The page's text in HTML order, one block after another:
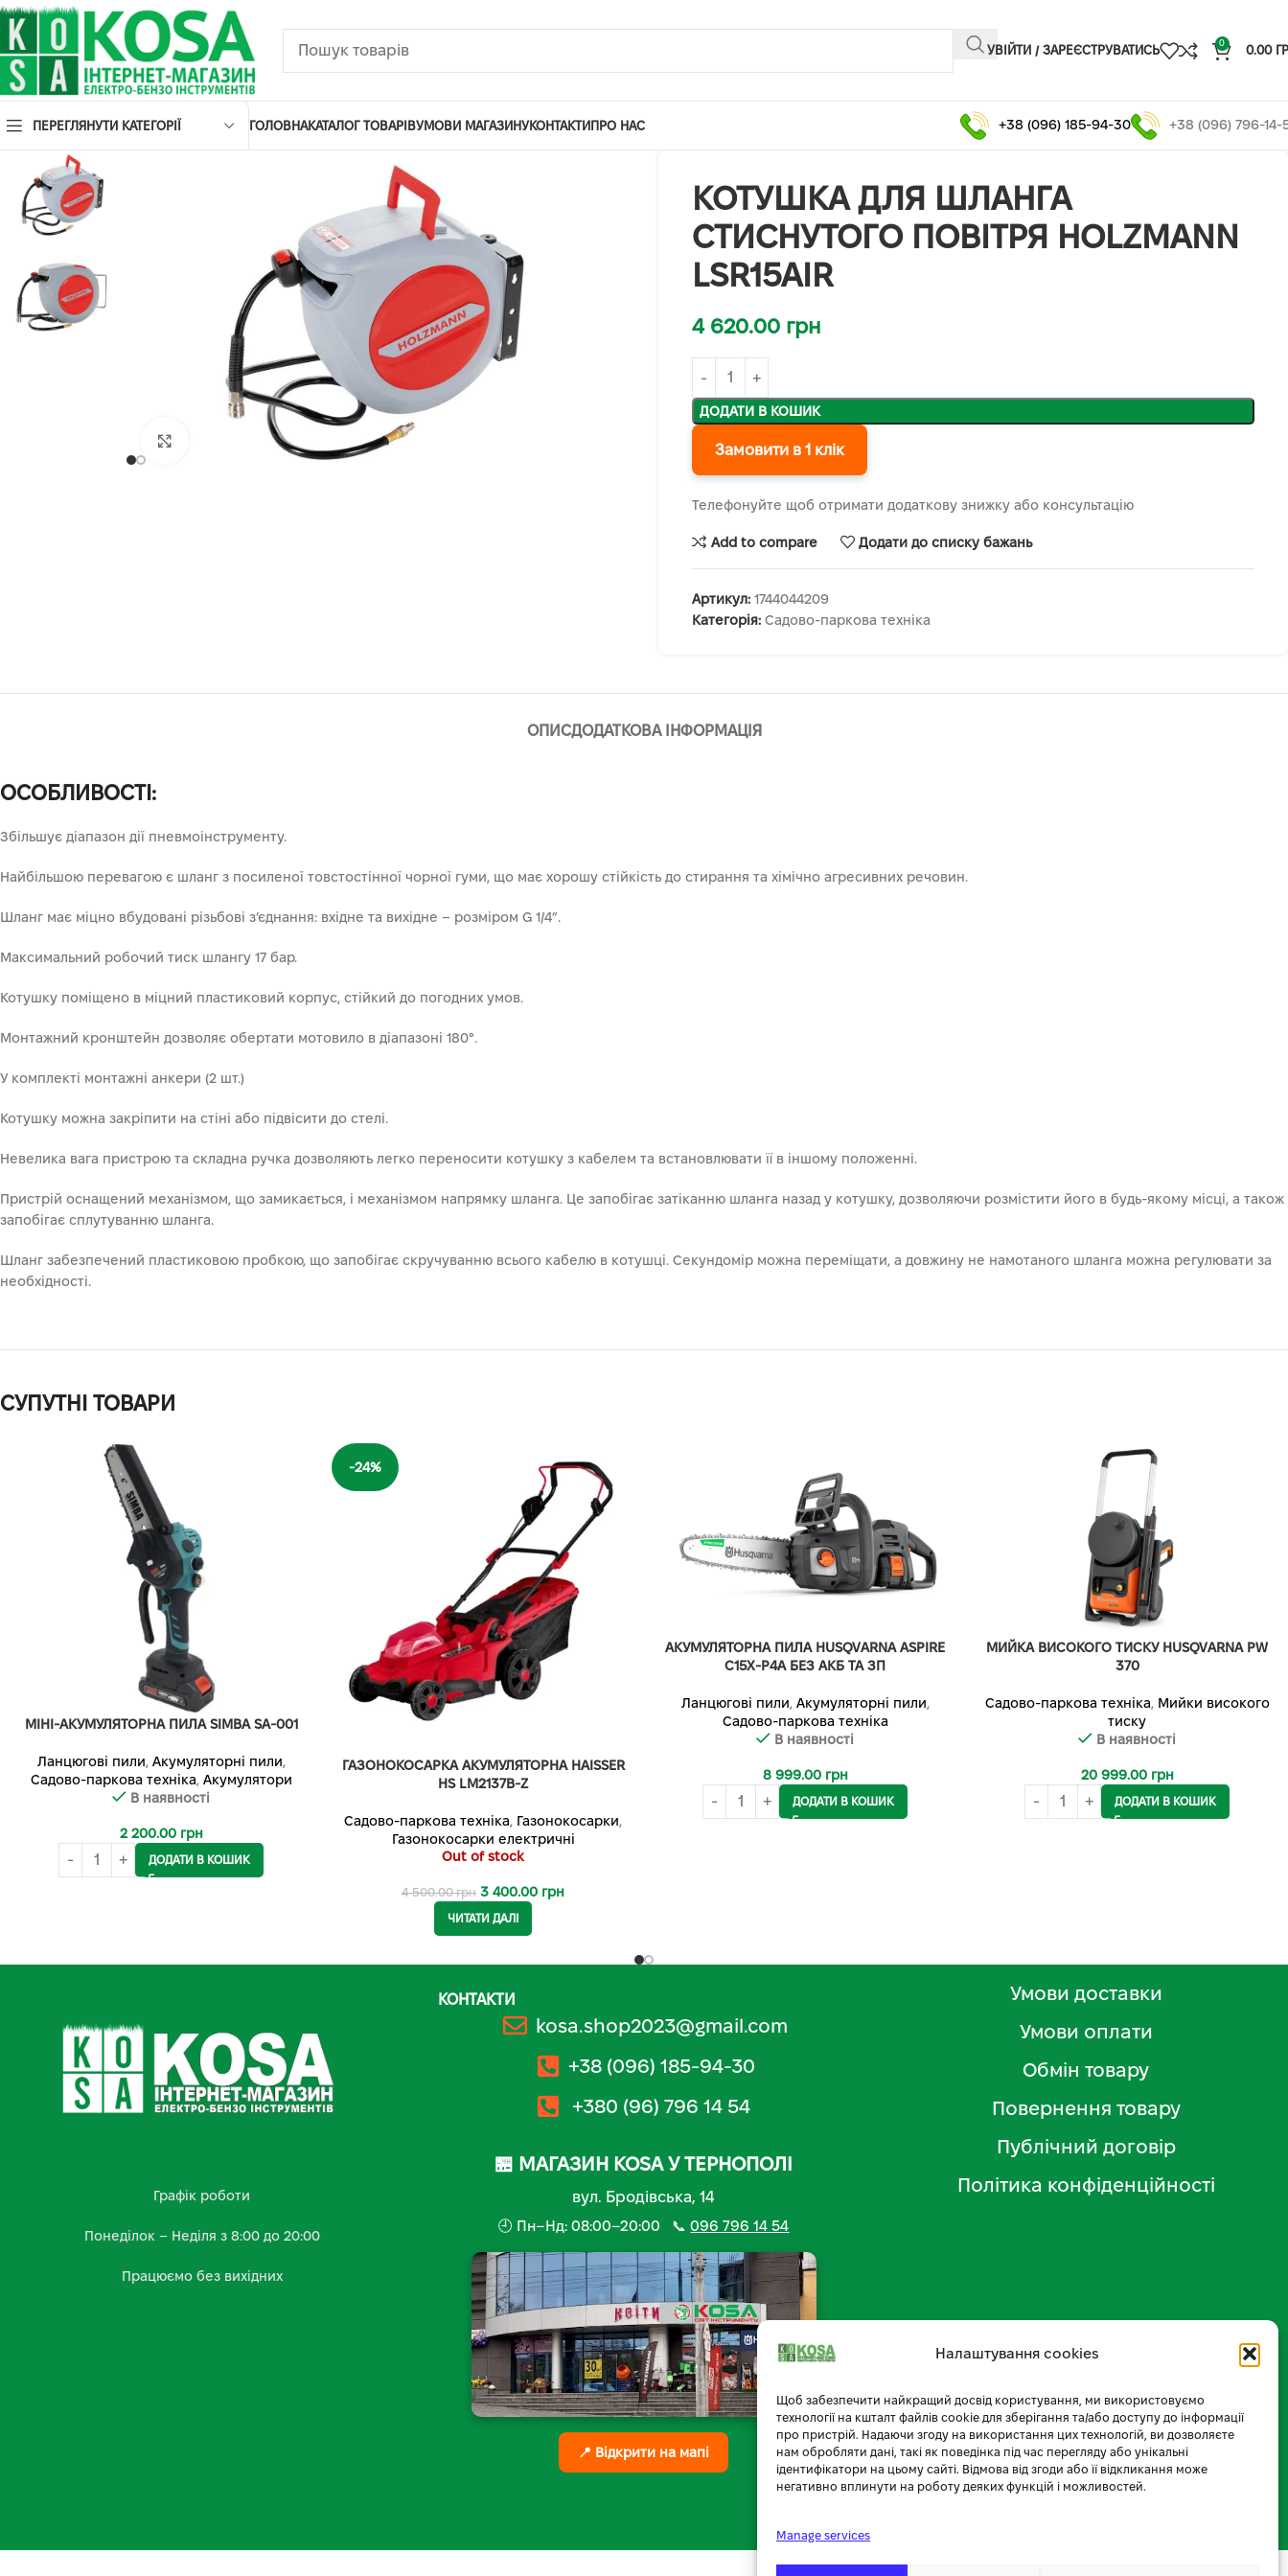
Налаштування cookies
Щоб забезпечити найкращий досвід користування, ми використовуємо
технології на кшталт файлів cookie для зберігання та/або доступу до інформації
про пристрій. Надаючи згоду на використання цих технологій, ви дозволяєте
нам обробляти дані, такі як поведінка під час перегляду або унікальні
ідентифікатори на цьому сайті. Відмова від згоди або її відкликання може
негативно вплинути на роботу деяких функцій і можливостей.
Manage services
УВІЙТИ / ЗАРЕЄСТРУВАТИСЬ
0
0.00
ПЕРЕГЛЯНУТИ КАТЕГОРІЇ ГОЛОВНАКАТАЛОГ ТОВАРІВУМОВИ МАГАЗИНУКОНТАКТИПРО НАС +38 (096) 185-94-30 +38 (096) 796-14-
Клацніть, щоб збільшити
КОТУШКА ДЛЯ ШЛАНГА
СТИСНУТОГО ПОВІТРЯ HOLZMANN
LSR15AIR
4 620.00 грн
ДОДАТИ В КОШИК
Замовити в 1 клік
Телефонуйте щоб отримати додаткову знижку або консультацію
Add to compare Додати до списку бажань
Артикул: 1744044209
Категорія: Садово-паркова техніка
ОПИСДОДАТКОВА ІНФОРМАЦІЯ
ОСОБЛИВОСТІ:
Збільшує діапазон дії пневмоінструменту.
Найбільшою перевагою є шланг з посиленої товстостінної чорної гуми, що має хорошу стійкість до стирання та хімічно агресивних речовин.
Шланг має міцно вбудовані різьбові з’єднання: вхідне та вихідне – розміром G 1/4”.
Максимальний робочий тиск шлангу 17 бар.
Котушку поміщено в міцний пластиковий корпус, стійкий до погодних умов.
Монтажний кронштейн дозволяє обертати мотовило в діапазоні 180°.
У комплекті монтажні анкери (2 шт.)
Котушку можна закріпити на стіні або підвісити до стелі.
Невелика вага пристрою та складна ручка дозволяють легко переносити котушку з кабелем та встановлювати її в іншому положенні.
Пристрій оснащений механізмом, що замикається, і механізмом напрямку шланга. Це запобігає затіканню шланга назад у котушку, дозволяючи розмістити його в будь-якому місці, а також
запобігає сплутуванню шланга.
Шланг забезпечений пластиковою пробкою, що запобігає скручуванню всього кабелю в котушці. Секундомір можна переміщати, а довжину не намотаного шланга можна регулювати за
необхідності.
СУПУТНІ ТОВАРИ
МІНІ-АКУМУЛЯТОРНА ПИЛА SIMBA SA-001
Ланцюгові пили, Акумуляторні пили,
Садово-паркова техніка, Акумулятори
В наявності
2 200.00 грн
ДОДАТИ В КОШИК
-24%
ГАЗОНОКОСАРКА АКУМУЛЯТОРНА HAISSER
HS LM2137B-Z
Садово-паркова техніка, Газонокосарки,
Газонокосарки електричні
Out of stock
4 500.00грн 3 400.00 грн
ЧИТАТИ ДАЛІ
АКУМУЛЯТОРНА ПИЛА HUSQVARNA ASPIRE
C15X-P4A БЕЗ АКБ ТА ЗП
Ланцюгові пили, Акумуляторні пили,
Садово-паркова техніка
В наявності
8 999.00 грн
ДОДАТИ В КОШИК
МИЙКА ВИСОКОГО ТИСКУ HUSQVARNA PW
370
Садово-паркова техніка, Мийки високого
тиску
В наявності
20 999.00 грн
ДОДАТИ В КОШИК
Графік роботи
Понеділок – Неділя з 8:00 до 20:00
Працюємо без вихідних
КОНТАКТИ
kosa.shop2023@gmail.com
+38 (096) 185-94-30
+380 (96) 796 14 54
🏪 МАГАЗИН KOSA У ТЕРНОПОЛІ
вул. Бродівська, 14
🕘 Пн–Нд: 08:00–20:00 📞096 796 14 54
📍 Відкрити на мапі
Умови доставки
Умови оплати
Обмін товару
Повернення товару
Публічний договір
Політика конфіденційності